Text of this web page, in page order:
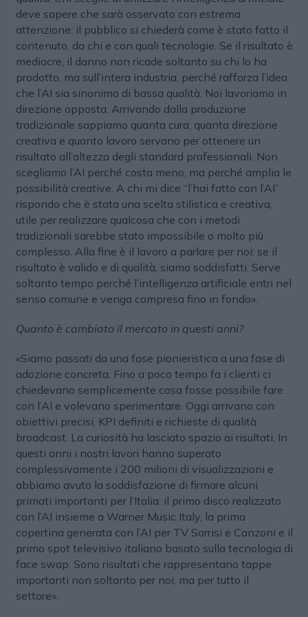
deve sapere che sarà osservato con estrema
attenzione: il pubblico si chiederà come è stato fatto il
contenuto, da chi e con quali tecnologie. Se il risultato è
mediocre, il danno non ricade soltanto su chi lo ha
prodotto, ma sull’intera industria, perché rafforza l’idea
che l’AI sia sinonimo di bassa qualità. Noi lavoriamo in
direzione opposta. Arrivando dalla produzione
tradizionale sappiamo quanta cura, quanta direzione
creativa e quanto lavoro servano per ottenere un
risultato all’altezza degli standard professionali. Non
scegliamo l’AI perché costa meno, ma perché amplia le
possibilità creative. A chi mi dice “l’hai fatto con l’AI”
rispondo che è stata una scelta stilistica e creativa,
utile per realizzare qualcosa che con i metodi
tradizionali sarebbe stato impossibile o molto più
complesso. Alla fine è il lavoro a parlare per noi: se il
risultato è valido e di qualità, siamo soddisfatti. Serve
soltanto tempo perché l’intelligenza artificiale entri nel
senso comune e venga compresa fino in fondo».
Quanto è cambiato il mercato in questi anni?
«Siamo passati da una fase pionieristica a una fase di
adozione concreta. Fino a poco tempo fa i clienti ci
chiedevano semplicemente cosa fosse possibile fare
con l’AI e volevano sperimentare. Oggi arrivano con
obiettivi precisi, KPI definiti e richieste di qualità
broadcast. La curiosità ha lasciato spazio ai risultati. In
questi anni i nostri lavori hanno superato
complessivamente i 200 milioni di visualizzazioni e
abbiamo avuto la soddisfazione di firmare alcuni
primati importanti per l’Italia: il primo disco realizzato
con l’AI insieme a Warner Music Italy, la prima
copertina generata con l’AI per TV Sorrisi e Canzoni e il
primo spot televisivo italiano basato sulla tecnologia di
face swap. Sono risultati che rappresentano tappe
importanti non soltanto per noi, ma per tutto il
settore».